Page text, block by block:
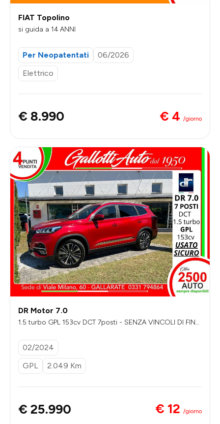
FIAT Topolino
si guida a 14 ANNI
Per Neopatentati
06/2026
Elettrico
€ 8.990 € 4 /giorno
DR Motor 7.0
1.5 turbo GPL 153cv DCT 7posti - SENZA VINCOLI DI FINA
02/2024
GPL
2.049 Km
€ 25.990 € 12 /giorno